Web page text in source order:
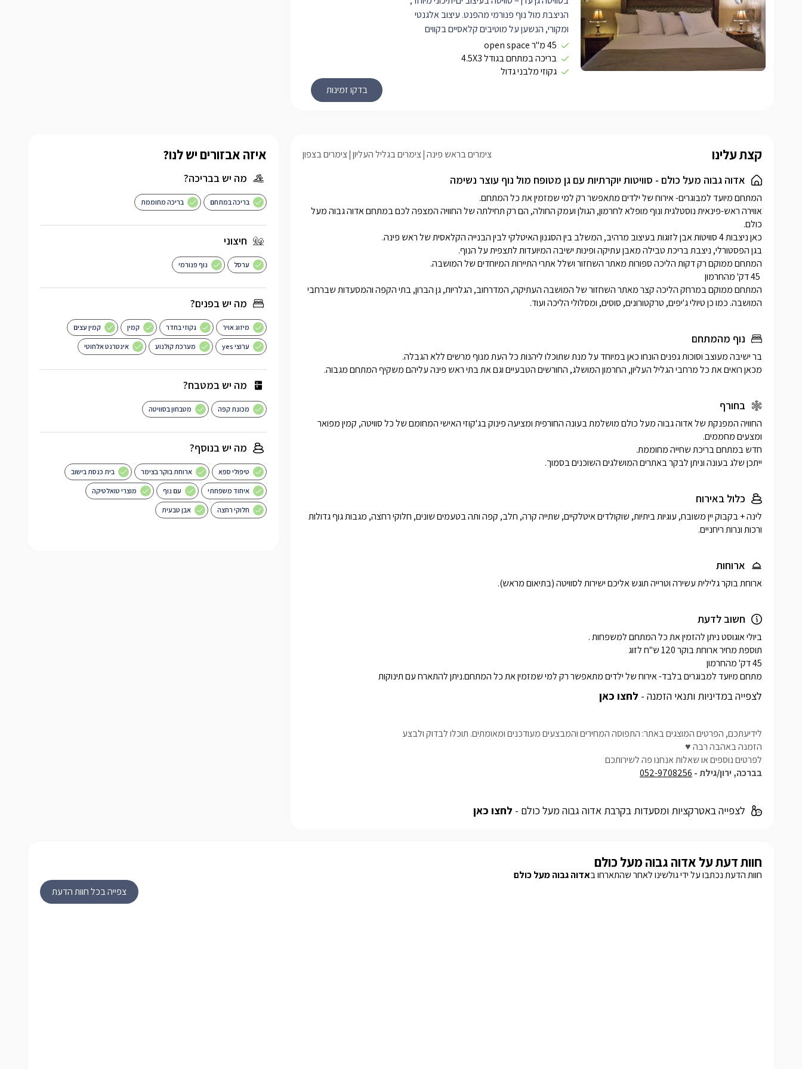
הניצבת מול נוף פנורמי מהפנט. עיצוב אלגנטי
ומקורי, הנשען על מוטיבים קלאסיים בקווים
אסתטיים ונקיים. לרשותכם מיטה זוגית מלכותית
בעלת מזרן אורתופדי, ג'קוזי מלבני גדול, חוויית
צפייה מעולה, חלונות גדולים לנוף ולתאורה טבעית
פנורמי וסביבה פינות ישיבה ודלפק בר הניצבים מול
45 מ"ר open space
בריכה במתחם בגודל 4.5X3
גקוזי מלבני גדול
קצת עלינו צימרים בראש פינה צימרים בגליל העליון צימרים בצפון
אדוה גבוה מעל כולם - סוויטות יוקרתיות עם גן מטופח מול נוף עוצר נשימה
המושבה. כמו כן טיולי ג'יפים, טרקטורונים, סוסים, ומסלולי הליכה ועוד.
נוף מהמתחם
מכאן רואים את כל מרחבי הגליל העליון, החרמון המושלג, החורשים הטבעיים וגם את בתי ראש פינה עליהם משקיף המתחם מגבוה.
בחורף
ייתכן שלג בעונה וניתן לבקר באתרים המושלגים השוכנים בסמוך.
כלול באירוח
ורכות ונרות ריחניים.
ארוחות
ארוחת בוקר גלילית עשירה וטרייה תוגש אליכם ישירות לסוויטה (בתיאום מראש).
חשוב לדעת
מתחם מיועד למבוגרים בלבד- אירוח של ילדים מתאפשר רק למי שמזמין את כל המתחם.ניתן להתארח עם תינוקות
לצפייה במדיניות ותנאי הזמנה - לחצו כאן
לידיעתכם, הפרטים המוצגים באתר: התפוסה המחירים והמבצעים מעודכנים ומאומתים. תוכלו לבדוק ולבצע
הזמנה באהבה רבה ♥
לפרטים נוספים או שאלות אנחנו פה לשירותכם
בברכה, ירון/גילת - 052-9708256
לצפייה באטרקציות ומסעדות בקרבת אדוה גבוה מעל כולם - לחצו כאן
איזה אבזורים יש לנו?
מה יש בבריכה?
בריכה במתחם בריכה מחוממת
חיצוני
ערסל נוף פנורמי
מה יש בפנים?
מיזוג אויר גקוזי בחדר קמין קמין עצים
ערוצי yes מערכת קולנוע אינטרנט אלחוטי
מה יש במטבח?
מכונת קפה מטבחון בסוויטה
מה יש בנוסף?
טיפולי ספא ארוחת בוקר בצימר בית כנסת בישוב
איחוד משפחתי עם נוף מוצרי טואלטיקה
חלוקי רחצה אבן טבעית
חוות דעת על אדוה גבוה מעל כולם
חוות הדעת נכתבו על ידי גולשינו לאחר שהתארחו באדוה גבוה מעל כולם
צפייה בכל חוות הדעת